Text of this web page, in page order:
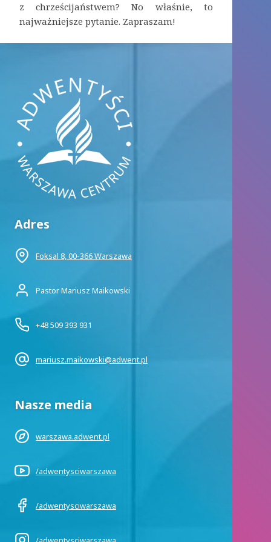
z chrześcijaństwem? No właśnie, to
najważniejsze pytanie. Zapraszam!
Adres
Foksal 8, 00-366 Warszawa
Pastor Mariusz Maikowski
+48 509 393 931
mariusz.maikowski@adwent.pl
Nasze media
warszawa.adwent.pl
/adwentysciwarszawa
/adwentysciwarszawa